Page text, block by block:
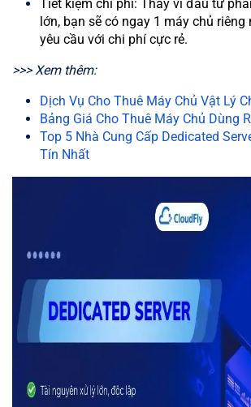
Tiết kiệm chi phí: Thay vì đầu tư
lớn, bạn sẽ có ngay 1 máy chủ riêng
yêu cầu với chi phí cực rẻ.
>>> Xem thêm:
Dịch Vụ Cho Thuê Máy Chủ Vật Lý
Bảng Giá Cho Thuê Máy Chủ Dùng
Top 5 Nhà Cung Cấp Dedicated
Tín Nhất